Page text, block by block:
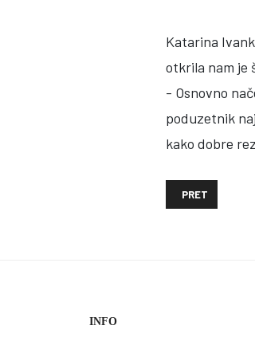
Katarina
otkrila nam je
- Osnovno
poduzetnik
kako dobre
PRETHODNI
PRET
INFO